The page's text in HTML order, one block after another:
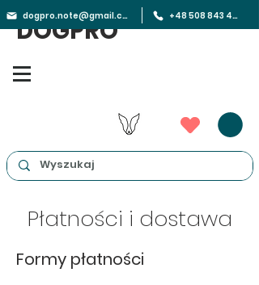
DOGPRO dogpro.note@gmail.com +48 508 843 450
Płatności i dostawa
Formy płatności